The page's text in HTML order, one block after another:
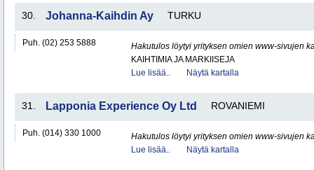
30. Johanna-Kaihdin Ay TURKU
Puh. (02) 253 5888
Hakutulos löytyi yrityksen omien www-sivujen
KAIHTIMIA JA MARKIISEJA
Lue lisää..
Näytä kartalla
31. Lapponia Experience Oy Ltd ROVANIEMI
Puh. (014) 330 1000
Hakutulos löytyi yrityksen omien www-sivujen
Lue lisää..
Näytä kartalla